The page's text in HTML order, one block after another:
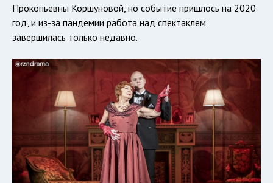
Прокопьевны Коршуновой, но событие пришлось на 2020
год, и из-за пандемии работа над спектаклем
завершилась только недавно.